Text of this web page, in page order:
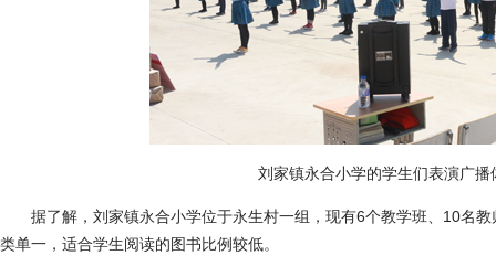
刘家镇永合小学的学生们表演广播
据了解，刘家镇永合小学位于永生村一组，现有6个教学班、10名教
类单一，适合学生阅读的图书比例较低。